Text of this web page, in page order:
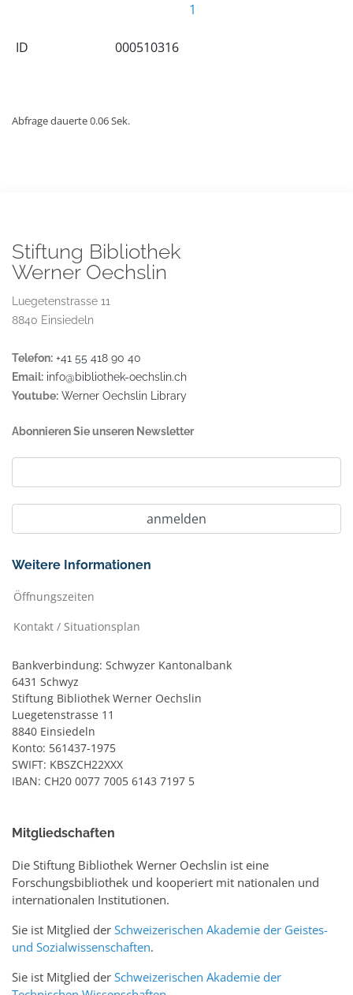
1
ID 000510316
Abfrage dauerte 0.06 Sek.
Stiftung Bibliothek
Werner Oechslin
Luegetenstrasse 11
8840 Einsiedeln
Telefon: +41 55 418 90 40
Email: info@bibliothek-oechslin.ch
Youtube: Werner Oechslin Library
Abonnieren Sie unseren Newsletter
Weitere Informationen
Öffnungszeiten
Kontakt / Situationsplan
Bankverbindung: Schwyzer Kantonalbank
6431 Schwyz
Stiftung Bibliothek Werner Oechslin
Luegetenstrasse 11
8840 Einsiedeln
Konto: 561437-1975
SWIFT: KBSZCH22XXX
IBAN: CH20 0077 7005 6143 7197 5
Mitgliedschaften
Die Stiftung Bibliothek Werner Oechslin ist eine
Forschungsbibliothek und kooperiert mit nationalen und
internationalen Institutionen.
Sie ist Mitglied der Schweizerischen Akademie der Geistes-
und Sozialwissenschaften.
Sie ist Mitglied der Schweizerischen Akademie der